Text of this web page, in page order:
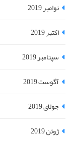
نوامبر 2019
اکتبر 2019
سپتامبر 2019
آگوست 2019
جولای 2019
ژوئن 2019